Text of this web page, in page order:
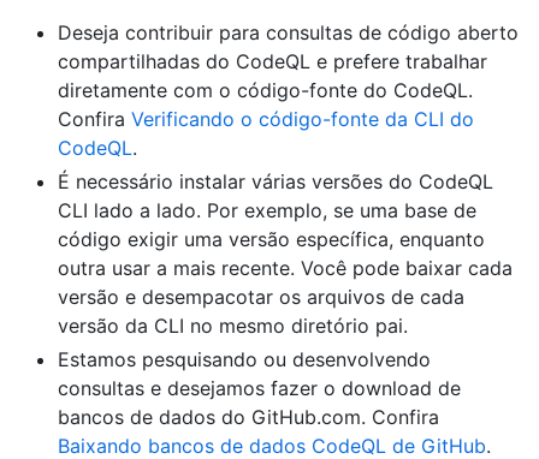
Deseja contribuir para consultas de código aberto
compartilhadas do CodeQL e prefere trabalhar
diretamente com o código-fonte do CodeQL.
Confira Verificando o código-fonte da CLI do
CodeQL.
É necessário instalar várias versões do CodeQL
CLI lado a lado. Por exemplo, se uma base de
código exigir uma versão específica, enquanto
outra usar a mais recente. Você pode baixar cada
versão e desempacotar os arquivos de cada
versão da CLI no mesmo diretório pai.
Estamos pesquisando ou desenvolvendo
consultas e desejamos fazer o download de
bancos de dados do GitHub.com. Confira
Baixando bancos de dados CodeQL de GitHub.